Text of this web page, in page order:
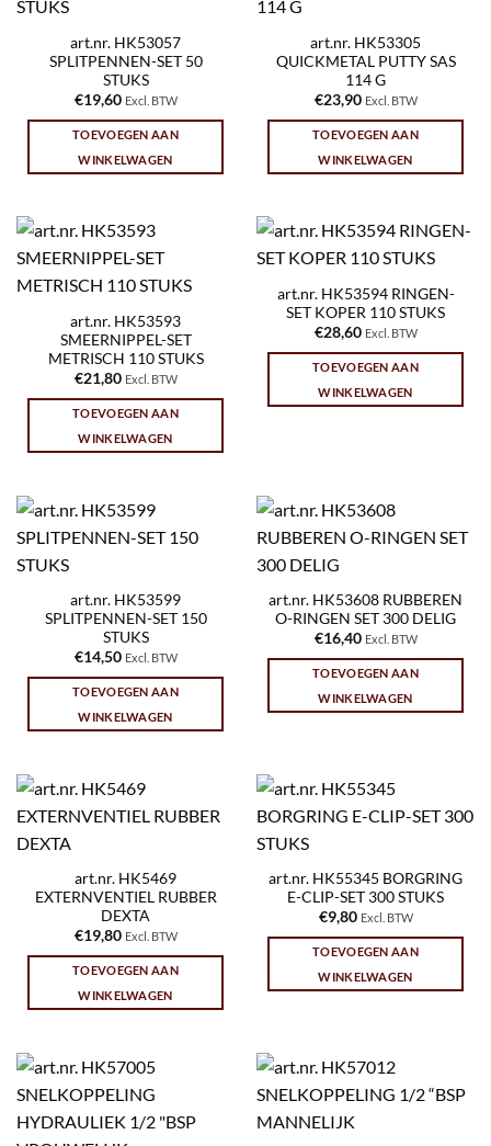
art.nr. HK53057
SPLITPENNEN-SET 50
STUKS
€19,60 Excl. BTW
TOEVOEGEN AAN
WINKELWAGEN
art.nr. HK53305
QUICKMETAL PUTTY SAS
114 G
€23,90 Excl. BTW
TOEVOEGEN AAN
WINKELWAGEN
art.nr. HK53593
SMEERNIPPEL-SET
METRISCH 110 STUKS
€21,80 Excl. BTW
TOEVOEGEN AAN
WINKELWAGEN
art.nr. HK53594 RINGEN-
SET KOPER 110 STUKS
€28,60 Excl. BTW
TOEVOEGEN AAN
WINKELWAGEN
art.nr. HK53599
SPLITPENNEN-SET 150
STUKS
€14,50 Excl. BTW
TOEVOEGEN AAN
WINKELWAGEN
art.nr. HK53608 RUBBEREN
O-RINGEN SET 300 DELIG
€16,40 Excl. BTW
TOEVOEGEN AAN
WINKELWAGEN
art.nr. HK5469
EXTERNVENTIEL RUBBER
DEXTA
€19,80 Excl. BTW
TOEVOEGEN AAN
WINKELWAGEN
art.nr. HK55345 BORGRING
E-CLIP-SET 300 STUKS
€9,80 Excl. BTW
TOEVOEGEN AAN
WINKELWAGEN